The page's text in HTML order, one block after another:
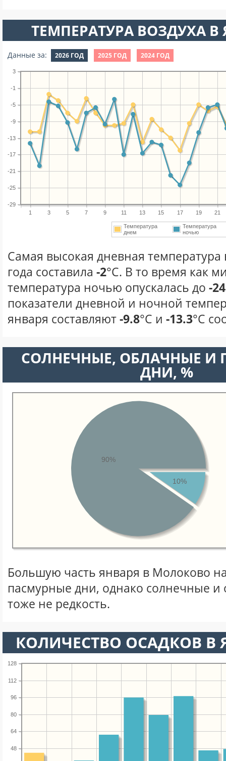
ТЕМПЕРАТУРА ВОЗДУХА В
Данные за: 2026 ГОД 2025 ГОД 2024 ГОД
1 3 5 7 9 11 13 15 17 19 21
-29
-25
-21
-17
-13
-9
-5
-1
3
Температура
днем
Температура
ночью
Самая высокая дневная температура
года составила -2°С. В то время как
температура ночью опускалась до -24
показатели дневной и ночной
января составляют-9.8°С и -13.3°С
CОЛНЕЧНЫЕ, ОБЛАЧНЫЕ И
ДНИ, %
10%
90%
Большую часть января в Молоково
пасмурные дни, однако солнечные
тоже не редкость.
КОЛИЧЕСТВО ОСАДКОВ В
48
64
80
96
112
128